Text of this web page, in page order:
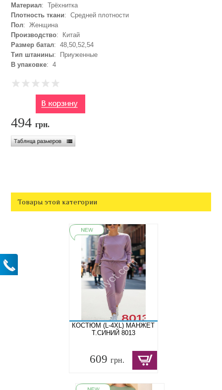
Материал: Трёхнитка
Плотность ткани: Средней плотности
Пол: Женщина
Производство: Китай
Размер батал: 48,50,52,54
Тип штанины: Приуженные
В упаковке: 4
494грн.
Товары этой категории
КОСТЮМ (L-4XL) МАНЖЕТ
Т.СИНИЙ 8013
609 грн.